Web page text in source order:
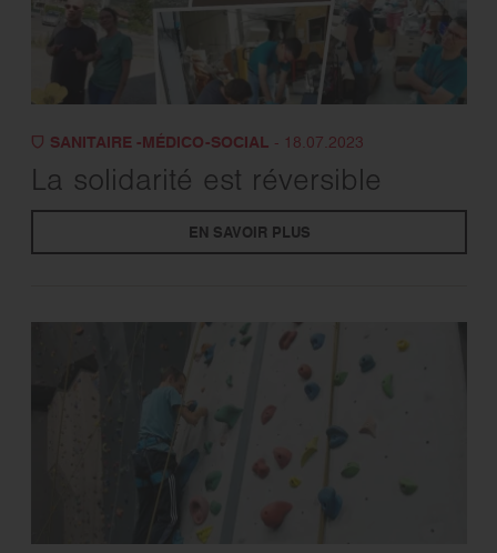
SANITAIRE -MÉDICO-SOCIAL - 18.07.2023
La solidarité est réversible
EN SAVOIR PLUS